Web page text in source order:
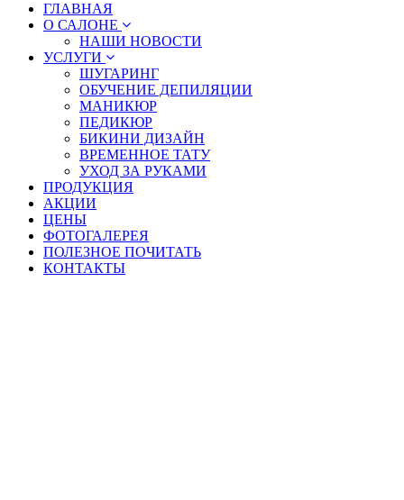
ГЛАВНАЯ
О САЛОНЕ
НАШИ НОВОСТИ
УСЛУГИ
ШУГАРИНГ
ОБУЧЕНИЕ ДЕПИЛЯЦИИ
МАНИКЮР
ПЕДИКЮР
БИКИНИ ДИЗАЙН
ВРЕМЕННОЕ ТАТУ
УХОД ЗА РУКАМИ
ПРОДУКЦИЯ
АКЦИИ
ЦЕНЫ
ФОТОГАЛЕРЕЯ
ПОЛЕЗНОЕ ПОЧИТАТЬ
КОНТАКТЫ